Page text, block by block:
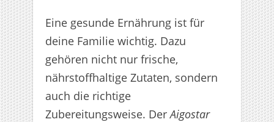
Eine gesunde Ernährung ist für
deine Familie wichtig. Dazu
gehören nicht nur frische,
nährstoffhaltige Zutaten, sondern
auch die richtige
Zubereitungsweise. DerAigostar